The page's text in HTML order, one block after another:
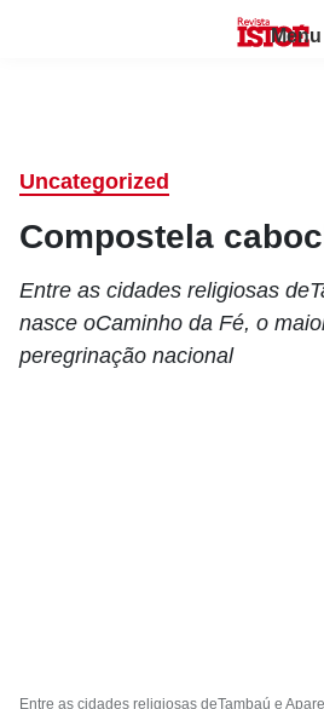
Menu
Uncategorized
Compostela
Entre as cidades religiosas
nasce oCaminho da Fé, o
peregrinação nacional
Entre as cidades religiosas deTambaú e